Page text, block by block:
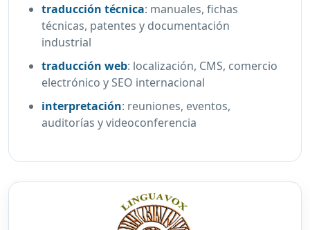
traducción técnica: manuales, fichas
técnicas, patentes y documentación
industrial
traducción web: localización, CMS, comercio
electrónico y SEO internacional
interpretación: reuniones, eventos,
auditorías y videoconferencia